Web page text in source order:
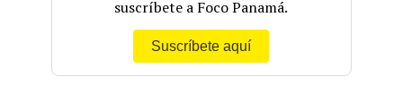
suscríbete a Foco Panamá.
Suscríbete aquí